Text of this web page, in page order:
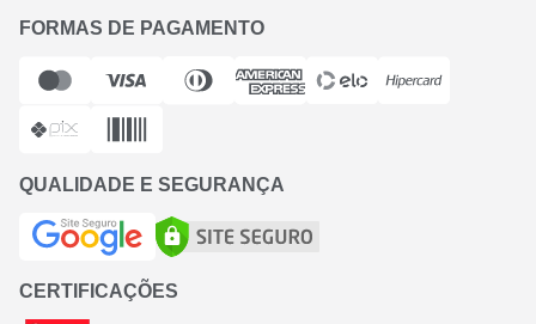
FORMAS DE PAGAMENTO
QUALIDADE E SEGURANÇA
CERTIFICAÇÕES